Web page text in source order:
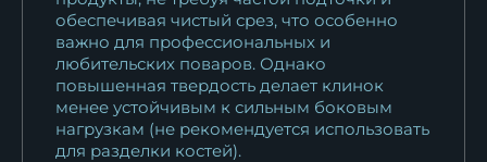
обеспечивая чистый срез, что особенно
важно для профессиональных и
любительских поваров. Однако
повышенная твердость делает клинок
менее устойчивым к сильным боковым
нагрузкам (не рекомендуется использовать
для разделки костей).